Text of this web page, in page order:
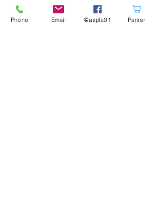
Phone Email @aspla01 Panier